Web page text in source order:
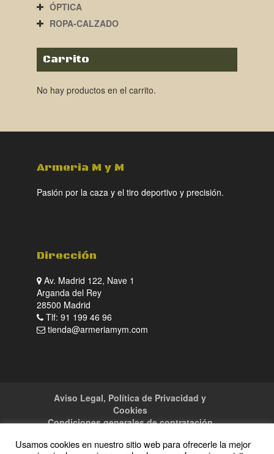
ÓPTICA
ROPA-CALZADO
Carrito
No hay productos en el carrito.
Armeria M y M
Pasión por la caza y el tiro deportivo y precisión.
Dirección
Av. Madrid 122, Nave 1
Arganda del Rey
28500 Madrid
Tlf: 91 199 46 96
tienda@armeriamym.com
Aviso Legal, Política de Privacidad y
Cookies
Condiciones generales de contratación
Usamos cookies en nuestro sitio web para ofrecerle la mejor